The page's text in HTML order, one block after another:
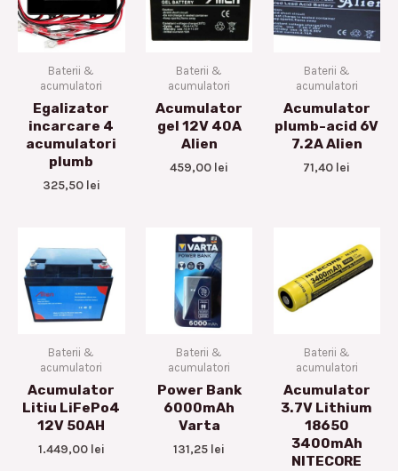
Baterii &
acumulatori
Egalizator
incarcare 4
acumulatori
plumb
325,50 lei
Baterii &
acumulatori
Acumulator
gel 12V 40A
Alien
459,00 lei
Baterii &
acumulatori
Acumulator
plumb-acid 6V
7.2A Alien
71,40 lei
Baterii &
acumulatori
Acumulator
Litiu LiFePo4
12V 50AH
1.449,00 lei
Baterii &
acumulatori
Power Bank
6000mAh
Varta
131,25 lei
Baterii &
acumulatori
Acumulator
3.7V Lithium
18650
3400mAh
NITECORE